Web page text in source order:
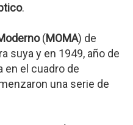
.
(MOMA) de
suya y en 1949, año de
en el cuadro de
una serie de